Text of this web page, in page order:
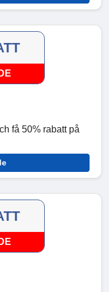
få 50% rabatt på